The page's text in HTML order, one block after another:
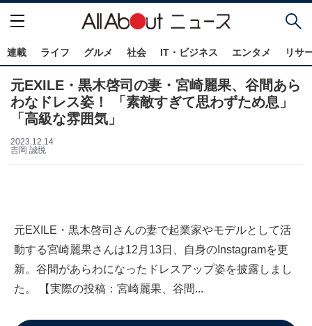
連載 ライフ グルメ 社会 IT・ビジネス エンタメ リサ
元EXILE・黒木啓司の妻・宮崎麗果、谷間あら
わなドレス姿！ 「素敵すぎて思わずため息」
「高級な雰囲気」
2023.12.14
吉岡 誠悦
元EXILE・黒木啓司さんの妻で起業家やモデルとして活
動する宮崎麗果さんは12月13日、自身のInstagramを更
新。谷間があらわになったドレスアップ姿を披露しまし
た。 【実際の投稿：宮崎麗果、谷間...